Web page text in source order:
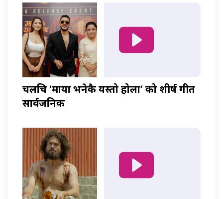
चलचित्र ‘माया भनेकै यस्तो होला’ को शीर्ष गीत
सार्वजनिक